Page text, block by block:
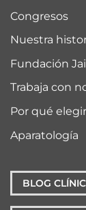
Congresos
Nuestra
Fundación
Trabaja con
Por qué
Aparatología
BLOG